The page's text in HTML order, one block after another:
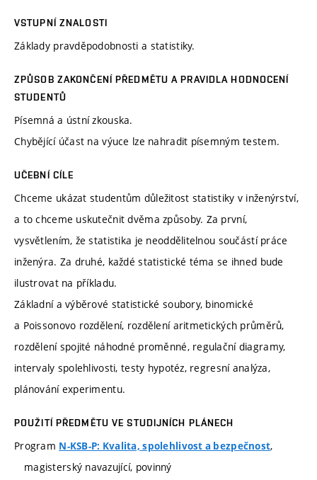
VSTUPNÍ ZNALOSTI
Základy pravděpodobnosti a statistiky.
ZPŮSOB ZAKONČENÍ PŘEDMĚTU A PRAVIDLA HODNOCENÍ
STUDENTŮ
Písemná a ústní zkouska.
Chybějící účast na výuce lze nahradit písemným testem.
UČEBNÍ CÍLE
Chceme ukázat studentům důležitost statistiky v inženýrství,
a to chceme uskutečnit dvěma způsoby. Za první,
vysvětlením, že statistika je neoddělitelnou součástí práce
inženýra. Za druhé, každé statistické téma se ihned bude
ilustrovat na příkladu.
Základní a výběrové statistické soubory, binomické
a Poissonovo rozdělení, rozdělení aritmetických průměrů,
rozdělení spojité náhodné proměnné, regulační diagramy,
intervaly spolehlivosti, testy hypotéz, regresní analýza,
plánování experimentu.
POUŽITÍ PŘEDMĚTU VE STUDIJNÍCH PLÁNECH
Program N-KSB-P: Kvalita, spolehlivost a bezpečnost,
magisterský navazující, povinný